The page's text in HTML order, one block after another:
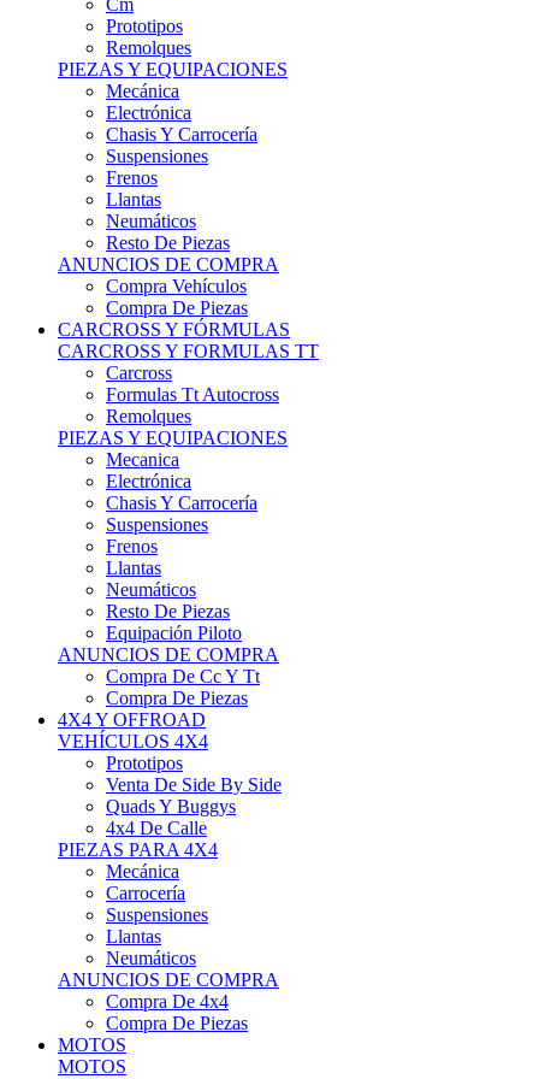
Remolques
PIEZAS Y EQUIPACIONES
Mecánica
Electrónica
Chasis Y Carrocería
Suspensiones
Frenos
Llantas
Neumáticos
Resto De Piezas
ANUNCIOS DE COMPRA
Compra Vehículos
Compra De Piezas
CARCROSS Y FÓRMULAS
CARCROSS Y FORMULAS TT
Carcross
Formulas Tt Autocross
Remolques
PIEZAS Y EQUIPACIONES
Mecanica
Electrónica
Chasis Y Carrocería
Suspensiones
Frenos
Llantas
Neumáticos
Resto De Piezas
Equipación Piloto
ANUNCIOS DE COMPRA
Compra De Cc Y Tt
Compra De Piezas
4X4 Y OFFROAD
VEHÍCULOS 4X4
Prototipos
Venta De Side By Side
Quads Y Buggys
4x4 De Calle
PIEZAS PARA 4X4
Mecánica
Carrocería
Suspensiones
Llantas
Neumáticos
ANUNCIOS DE COMPRA
Compra De 4x4
Compra De Piezas
MOTOS
MOTOS
Motos De Circuito